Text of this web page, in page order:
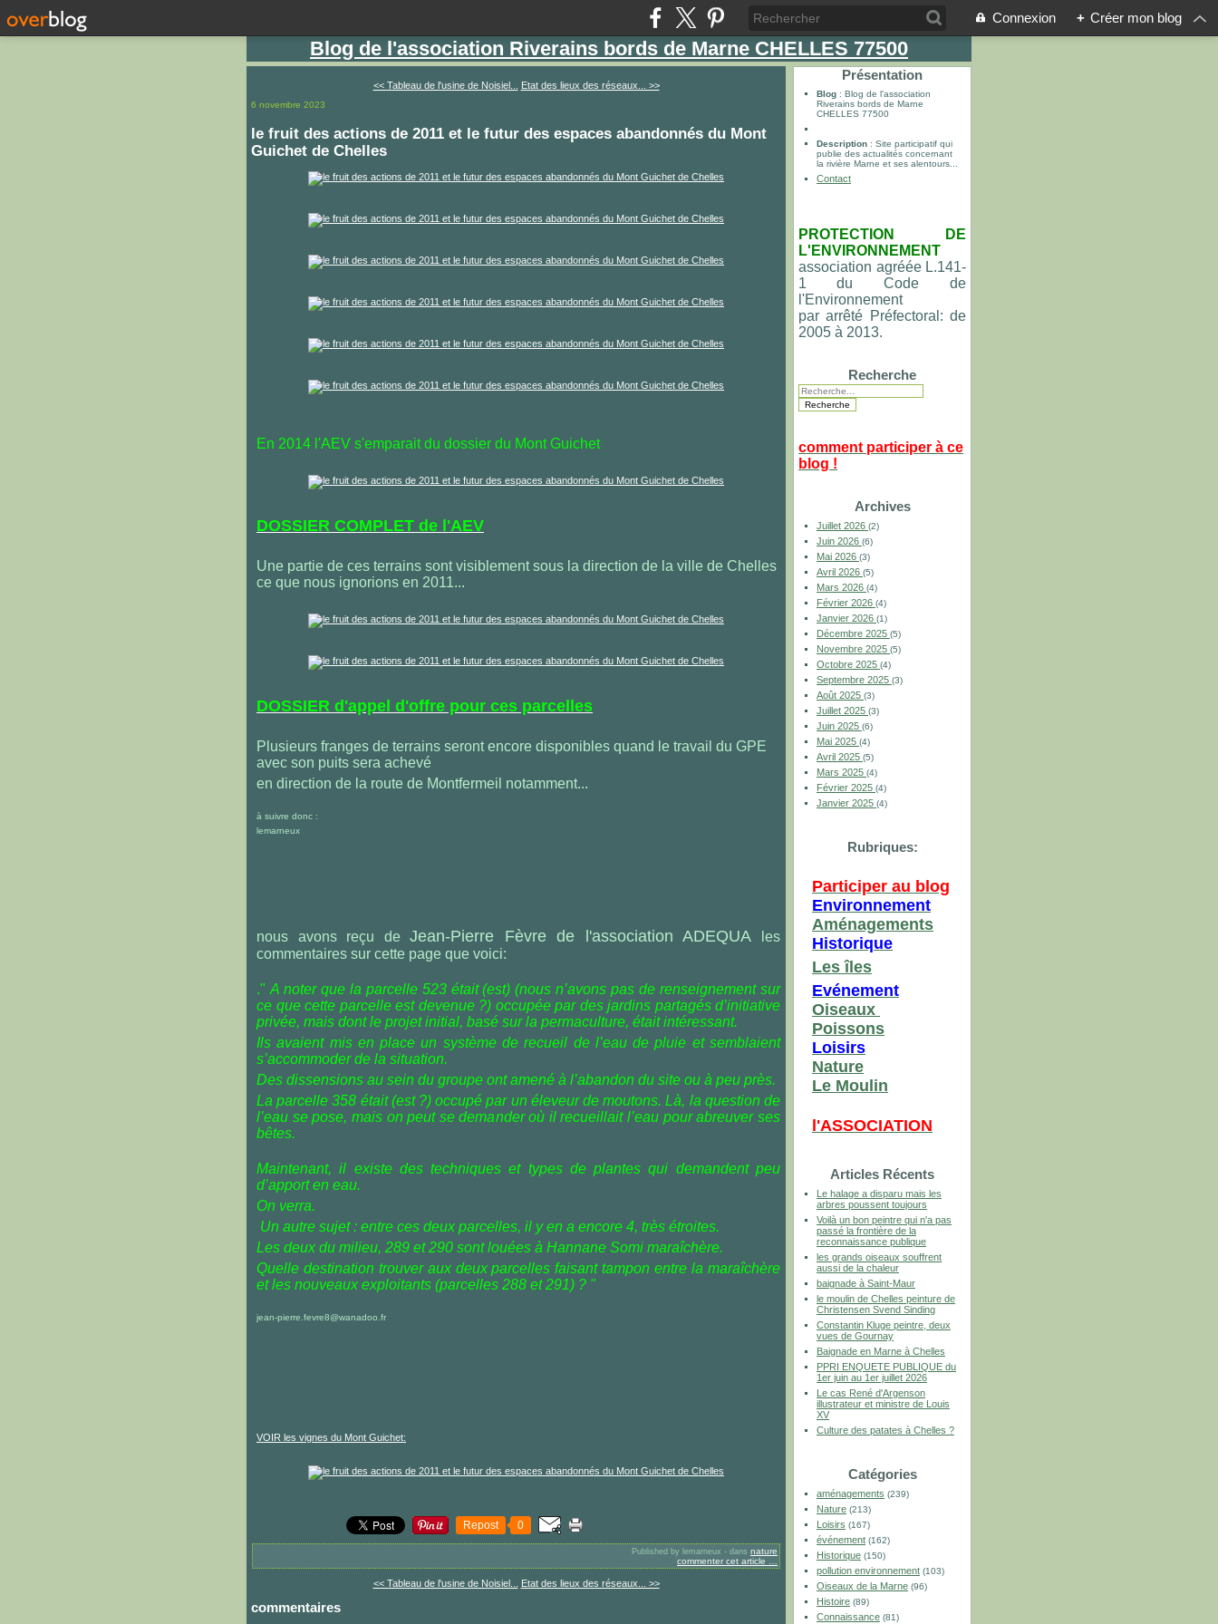
Connexion + Créer mon blog
Blog de l'association Riverains bords de Marne CHELLES 77500
<< Tableau de l'usine de Noisiel... Etat des lieux des réseaux... >>
6 novembre 2023
le fruit des actions de 2011 et le futur des espaces abandonnés du Mont
Guichet de Chelles
En 2014 l'AEV s'emparait du dossier du Mont Guichet
DOSSIER COMPLET de l'AEV
Une partie de ces terrains sont visiblement sous la direction de la ville de Chelles
ce que nous ignorions en 2011...
DOSSIER d'appel d'offre pour ces parcelles
Plusieurs franges de terrains seront encore disponibles quand le travail du GPE
avec son puits sera achevé
en direction de la route de Montfermeil notamment...
à suivre donc :
lemarneux
nous avons reçu deJean-Pierre Fèvre de l'association ADEQUA les
commentaires sur cette page que voici:
." A noter que la parcelle 523 était (est) (nous n’avons pas de renseignement sur
ce que cette parcelle est devenue ?) occupée par des jardins partagés d’initiative
privée, mais dont le projet initial, basé sur la permaculture, était intéressant.
Ils avaient mis en place un système de recueil de l’eau de pluie et semblaient
s’accommoder de la situation.
Des dissensions au sein du groupe ont amené à l’abandon du site ou à peu près.
La parcelle 358 était (est ?) occupé par un éleveur de moutons. Là, la question de
l’eau se pose, mais on peut se demander où il recueillait l’eau pour abreuver ses
bêtes.
Maintenant, il existe des techniques et types de plantes qui demandent peu
d’apport en eau.
On verra.
Un autre sujet : entre ces deux parcelles, il y en a encore 4, très étroites.
Les deux du milieu, 289 et 290 sont louées à Hannane Somi maraîchère.
Quelle destination trouver aux deux parcelles faisant tampon entre la maraîchère
et les nouveaux exploitants (parcelles 288 et 291) ? "
jean-pierre.fevre8@wanadoo.fr
VOIR les vignes du Mont Guichet:
Repost 0
Published by lemarneux - dans nature
commenter cet article
<< Tableau de l'usine de Noisiel... Etat des lieux des réseaux... >>
commentaires
Présentation
Blog : Blog de l'association
Riverains bords de Marne
CHELLES 77500
Description : Site participatif qui
publie des actualités concernant
la rivière Marne et ses alentours...
Contact
PROTECTION DE
L'ENVIRONNEMENT
association agréée L.141-
1
du Code de
l'Environnement
par arrêté Préfectoral: de
2005 à 2013.
Recherche
comment participer à ce
blog !
Archives
Juillet 2026 (2)
Juin 2026 (6)
Mai 2026 (3)
Avril 2026 (5)
Mars 2026 (4)
Février 2026 (4)
Janvier 2026 (1)
Décembre 2025 (5)
Novembre 2025 (5)
Octobre 2025 (4)
Septembre 2025 (3)
Août 2025 (3)
Juillet 2025 (3)
Juin 2025 (6)
Mai 2025 (4)
Avril 2025 (5)
Mars 2025 (4)
Février 2025 (4)
Janvier 2025 (4)
Rubriques:
Participer au blog
Environnement
Aménagements
Historique
Les îles
Evénement
Oiseaux
Poissons
Loisirs
Nature
Le Moulin
l'ASSOCIATION
Articles Récents
Le halage a disparu mais les
arbres poussent toujours
Voilà un bon peintre qui n'a pas
passé la frontière de la
reconnaissance publique
les grands oiseaux souffrent
aussi de la chaleur
baignade à Saint-Maur
le moulin de Chelles peinture de
Christensen Svend Sinding
Constantin Kluge peintre, deux
vues de Gournay
Baignade en Marne à Chelles
PPRI ENQUETE PUBLIQUE du
1er juin au 1er juillet 2026
Le cas René d'Argenson
illustrateur et ministre de Louis
XV
Culture des patates à Chelles ?
Catégories
aménagements (239)
Nature (213)
Loisirs (167)
événement (162)
Historique (150)
pollution environnement (103)
Oiseaux de la Marne (96)
Histoire (89)
Connaissance (81)